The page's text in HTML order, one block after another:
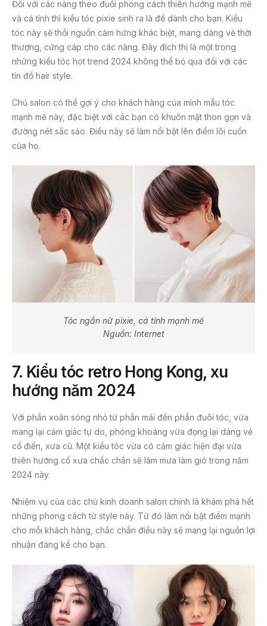
Đối với các nàng theo đuổi phong cách thiên hướng mạnh mẽ
và cá tính thì kiểu tóc pixie sinh ra là để dành cho bạn. Kiểu
tóc này sẽ thổi nguồn cảm hứng khác biệt, mang dáng vẻ thời
thượng, cứng cáp cho các nàng. Đây đích thị là một trong
những kiểu tóc hot trend 2024 không thể bỏ qua đối với các
tín đồ hair style.
Chủ salon có thể gợi ý cho khách hàng của mình mẫu tóc
mạnh mẽ này, đặc biệt với các bạn có khuôn mặt thon gọn và
đường nét sắc sảo. Điều này sẽ làm nổi bật lên điểm lôi cuốn
của họ.
Tóc ngắn nữ pixie, cá tính mạnh mẽ
Nguồn: Internet
7. Kiểu tóc retro Hong Kong, xu
hướng năm 2024
Với phần xoăn sóng nhỏ từ phần mái đến phần đuôi tóc, vừa
mang lại cảm giác tự do, phóng khoáng vừa đọng lại dáng vẻ
cổ điển, xưa cũ. Một kiểu tóc vừa có cảm giác hiện đại vừa
thiên hướng cổ xưa chắc chắn sẽ làm mưa làm gió trong năm
2024 này.
Nhiệm vụ của các chủ kinh doanh salon chính là khám phá hết
những phong cách từ style này. Từ đó làm nổi bật điểm mạnh
cho mỗi khách hàng, chắc chắn điều này sẽ mang lại nguồn lợi
nhuận đáng kể cho bạn.